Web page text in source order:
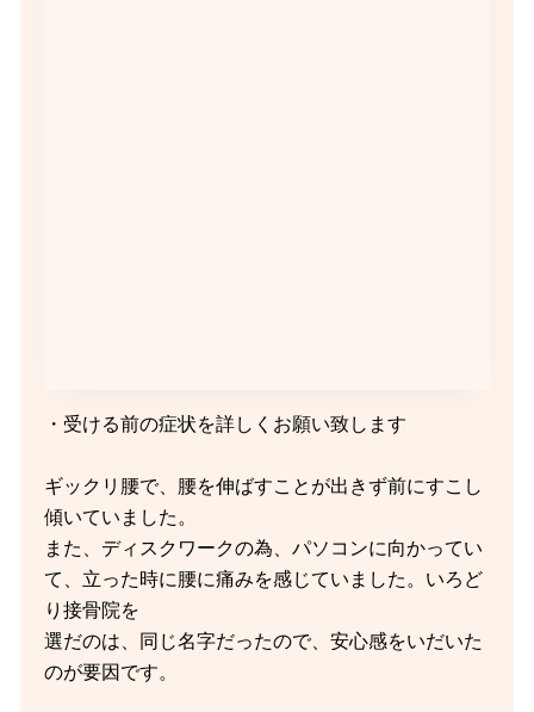
・受ける前の症状を詳しくお願い致します
ギックリ腰で、腰を伸ばすことが出きず前にすこし
傾いていました。
また、ディスクワークの為、パソコンに向かってい
て、立った時に腰に痛みを感じていました。いろど
り接骨院を
選だのは、同じ名字だったので、安心感をいだいた
のが要因です。